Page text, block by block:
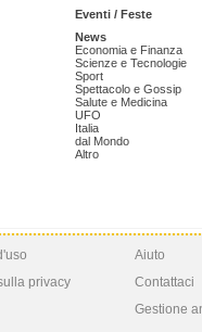
Eventi / Feste
News
Economia e Finanza
Scienze e Tecnologie
Sport
Spettacolo e Gossip
Salute e Medicina
UFO
Italia
dal Mondo
Altro
privacy
Aiuto
Contattaci
Gestione